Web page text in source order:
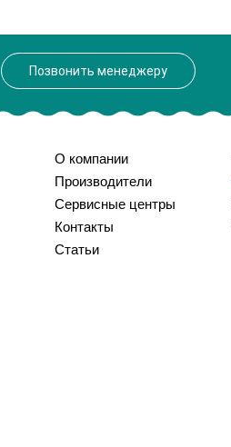
Позвонить менеджеру
О компании
Производители
Сервисные центры
Контакты
Статьи